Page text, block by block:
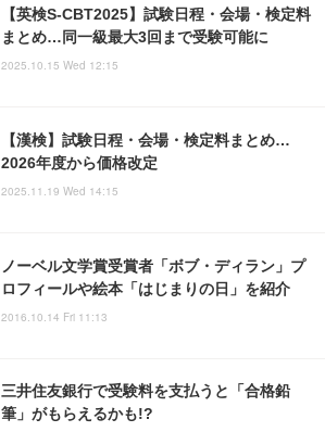
【英検S-CBT2025】試験日程・会場・検定料
まとめ…同一級最大3回まで受験可能に
2025.10.15 Wed 12:15
【漢検】試験日程・会場・検定料まとめ…
2026年度から価格改定
2025.11.19 Wed 14:15
ノーベル文学賞受賞者「ボブ・ディラン」プ
ロフィールや絵本「はじまりの日」を紹介
2016.10.14 Fri 11:13
三井住友銀行で受験料を支払うと「合格鉛
筆」がもらえるかも!?